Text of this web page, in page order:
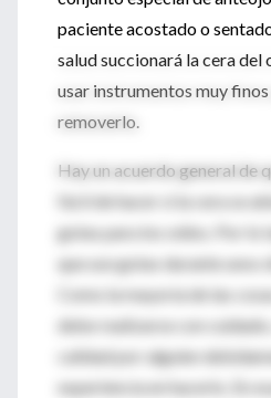
paciente acostado o
salud succionará la cera del
usar instrumentos muy
removerlo.
Hay un acuerdo general de
fácil de hacer si la cera se
gotas para los oídos. Por lo
que use gotas durante unos
Como la mayoría de las
debe realizarse con
calidad por alguien
experiencia en hacerlo. En